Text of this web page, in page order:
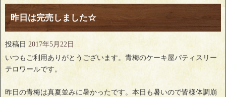
昨日は完売しました☆
投稿日 2017年5月22日
いつもご利用ありがとうございます。青梅のケーキ屋パティスリー
テロワールです。
昨日の青梅は真夏並みに暑かったです。本日も暑いので皆様体調崩